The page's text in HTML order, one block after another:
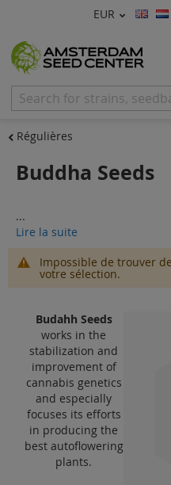
Devise
EUR Langue
Graines De Cannabis
Féminisée
CBD Shop
Vapor Shop
Promos
Solden
Blog
Régulières
Buddha Seeds
...
Lire la suite
Impossible de trouver
votre sélection.
Budahh Seeds
works in the
stabilization and
improvement of
cannabis genetics
and especially
focuses its efforts
in producing the
best autoflowering
plants.